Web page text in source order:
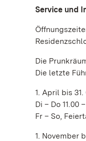
Service und
Die
Die letzte
1. April bis
Di – Do 11.00
Fr – So,
1. November